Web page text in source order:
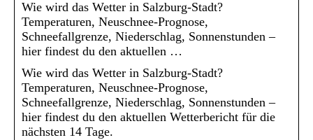
Wie wird das Wetter in Salzburg-Stadt?
Temperaturen, Neuschnee-Prognose,
Schneefallgrenze, Niederschlag, Sonnenstunden –
hier findest du den aktuellen …
Wie wird das Wetter in Salzburg-Stadt?
Temperaturen, Neuschnee-Prognose,
Schneefallgrenze, Niederschlag, Sonnenstunden –
hier findest du den aktuellen Wetterbericht für die
nächsten 14 Tage.